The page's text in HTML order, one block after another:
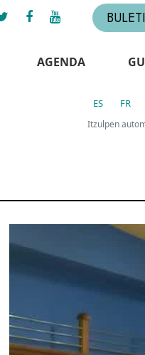
AGENDA
ES FR
Itzulpen